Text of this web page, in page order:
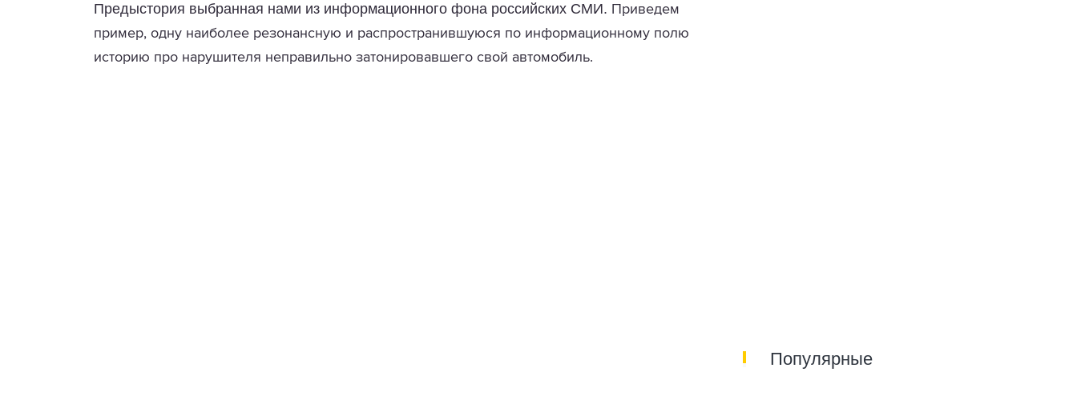
Предыстория выбранная нами из информационного фона российских СМИ. Приведем
пример, одну наиболее резонансную и распространившуюся по информационному полю
историю про нарушителя неправильно затонировавшего свой автомобиль.
Популярные